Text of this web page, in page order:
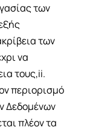
των
των
να
τους,ii.
περιορισμό
Δεδομένων
πλέον τα